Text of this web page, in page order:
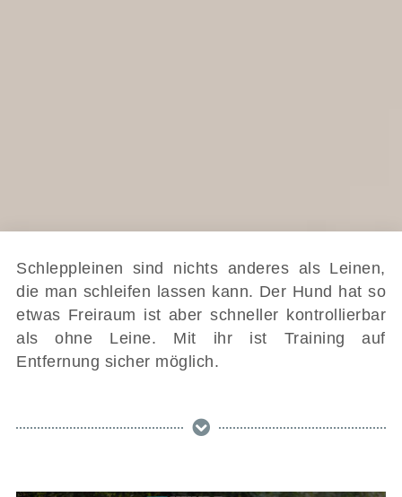
Schleppleinen sind nichts anderes als Leinen,
die man schleifen lassen kann. Der Hund hat so
etwas Freiraum ist aber schneller kontrollierbar
als ohne Leine. Mit ihr ist Training auf
Entfernung sicher möglich.